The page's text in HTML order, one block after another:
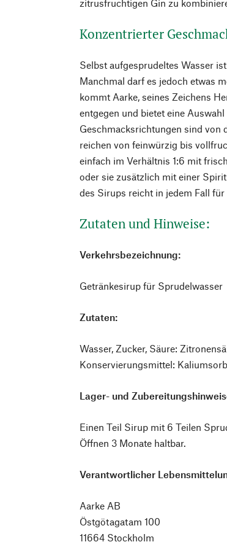
zitrusfruchtigen Gin zu
Konzentrierter
Selbst aufgesprudeltes Wasser
Manchmal darf es jedoch etwas
kommt Aarke, seines Zeichens
entgegen und bietet eine
Geschmacksrichtungen sind von
reichen von feinwürzig bis
einfach im Verhältnis 1:6 mit
oder sie zusätzlich mit einer
des Sirups reicht in jedem Fall für
Zutaten und Hinweise:
Verkehrsbezeichnung:
Getränkesirup für Sprudelwasser
Zutaten:
Wasser, Zucker, Säure:
Konservierungsmittel:
Lager- und
Einen Teil Sirup mit 6 Teilen
Öffnen 3 Monate haltbar.
Verantwortlicher
Aarke AB
Östgötagatam 100
11664 Stockholm